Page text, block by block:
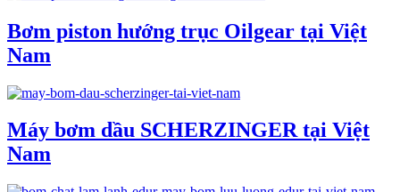
Bơm piston hướng trục Oilgear tại Việt
Nam
Máy bơm dầu SCHERZINGER tại Việt
Nam